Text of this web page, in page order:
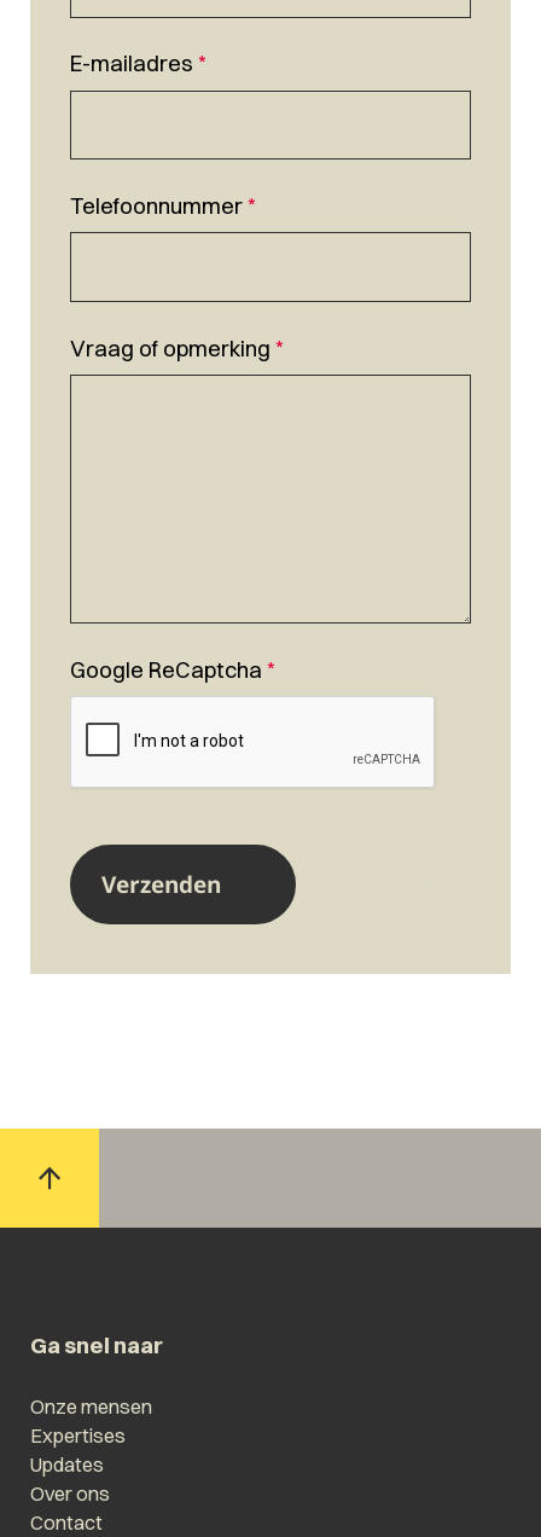
E-mailadres *
Telefoonnummer*
Vraag of opmerking *
Google ReCaptcha *
Ga snel naar
Onze mensen
Expertises
Updates
Over ons
Contact